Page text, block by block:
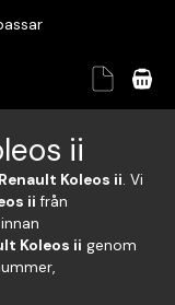
ii
Renault Koleos ii. Vi
ii från
Koleos ii genom